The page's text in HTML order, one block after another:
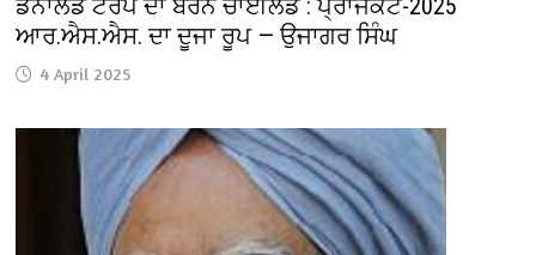
ਆਰ.ਐਸ.ਐਸ. ਦਾ ਦੂਜਾ ਰੂਪ — ਉਜਾਗਰ ਸਿੰਘ
4 April 2025